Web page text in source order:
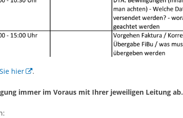
hier .
immer im Voraus mit Ihrer jeweiligen Leitung ab.